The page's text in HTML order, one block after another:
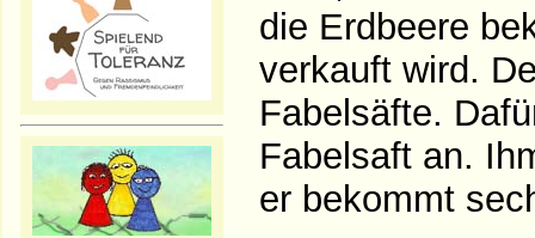
die Erdbeere
verkauft wird.
Fabelsäfte.
Fabelsaft an.
er bekommt